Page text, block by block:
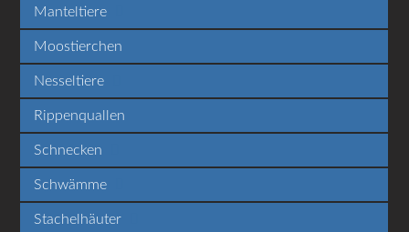
Manteltiere
Moostierchen
Nesseltiere
Rippenquallen
Schnecken
Schwämme
Stachelhäuter